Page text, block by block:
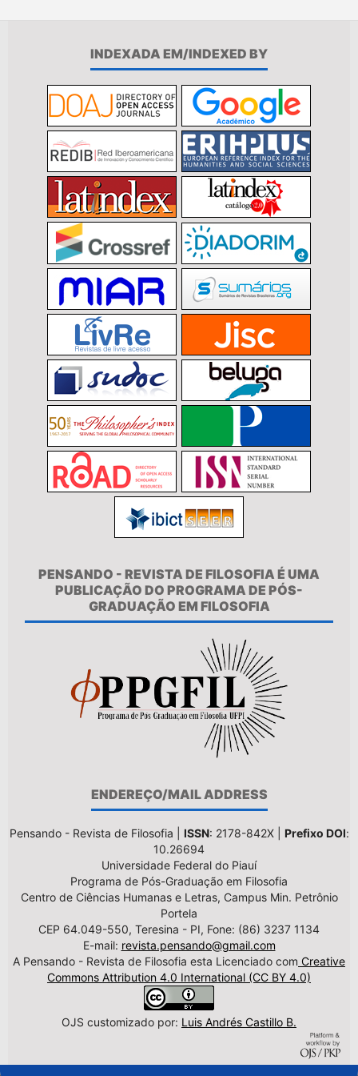
INDEXADA EM/INDEXED BY
PENSANDO - REVISTA DE FILOSOFIA É UMA
PUBLICAÇÃO DO PROGRAMA DE PÓS-
GRADUAÇÃO EM FILOSOFIA
ENDEREÇO/MAIL ADDRESS
Pensando - Revista de Filosofia | ISSN: 2178-842X | Prefixo DOI:
10.26694
Universidade Federal do Piauí
Programa de Pós-Graduação em Filosofia
Centro de Ciências Humanas e Letras, Campus Min. Petrônio
Portela
CEP 64.049-550, Teresina - PI, Fone: (86) 3237 1134
E-mail: revista.pensando@gmail.com
A Pensando - Revista de Filosofia esta Licenciado com Creative
Commons Attribution 4.0 International (CC BY 4.0)
OJS customizado por: Luis Andrés Castillo B.